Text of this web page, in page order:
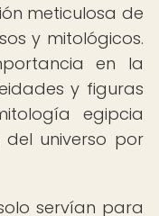
meticulosa de
y mitológicos.
en la
y figuras
egipcia
universo por
servían para